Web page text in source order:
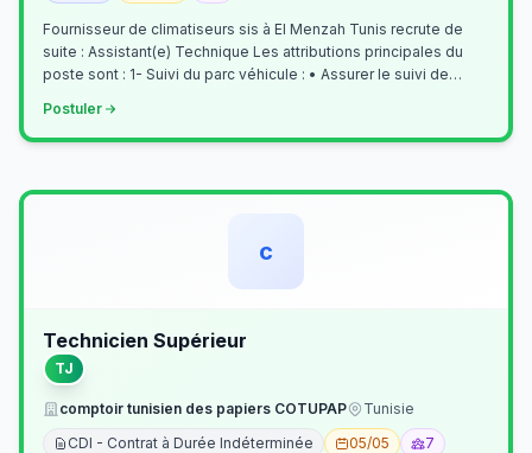
Fournisseur de climatiseurs sis à El Menzah Tunis recrute de
suite : Assistant(e) Technique Les attributions principales du
poste sont : 1- Suivi du parc véhicule : • Assurer le suivi de
Postuler
c
Technicien Supérieur
TJ
comptoir tunisien des papiers COTUPAP
Tunisie
CDI - Contrat à Durée Indéterminée
05/05 7